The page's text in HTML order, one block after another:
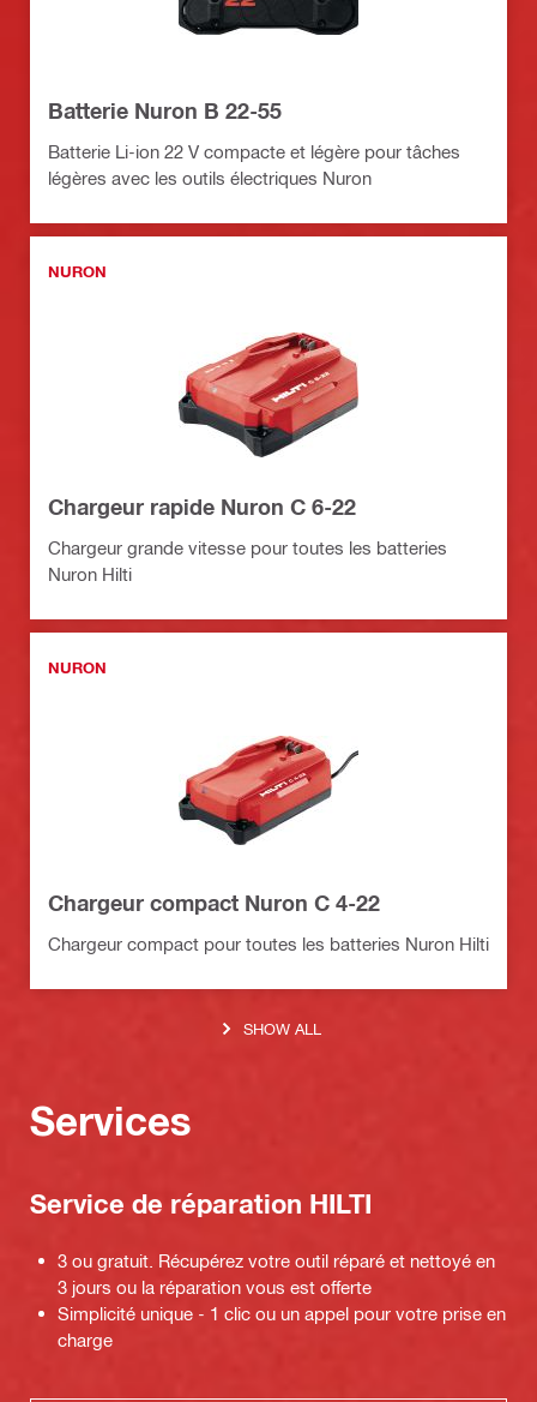
Batterie Nuron B 22-55
Batterie Li-ion 22 V compacte et légère pour tâches
légères avec les outils électriques Nuron
NURON
Chargeur rapide Nuron C 6-22
Chargeur grande vitesse pour toutes les batteries
Nuron Hilti
NURON
Chargeur compact Nuron C 4-22
Chargeur compact pour toutes les batteries Nuron Hilti
SHOW ALL
Services
Service de réparation HILTI
3 ou gratuit. Récupérez votre outil réparé et nettoyé en
3 jours ou la réparation vous est offerte
Simplicité unique - 1 clic ou un appel pour votre prise en
charge